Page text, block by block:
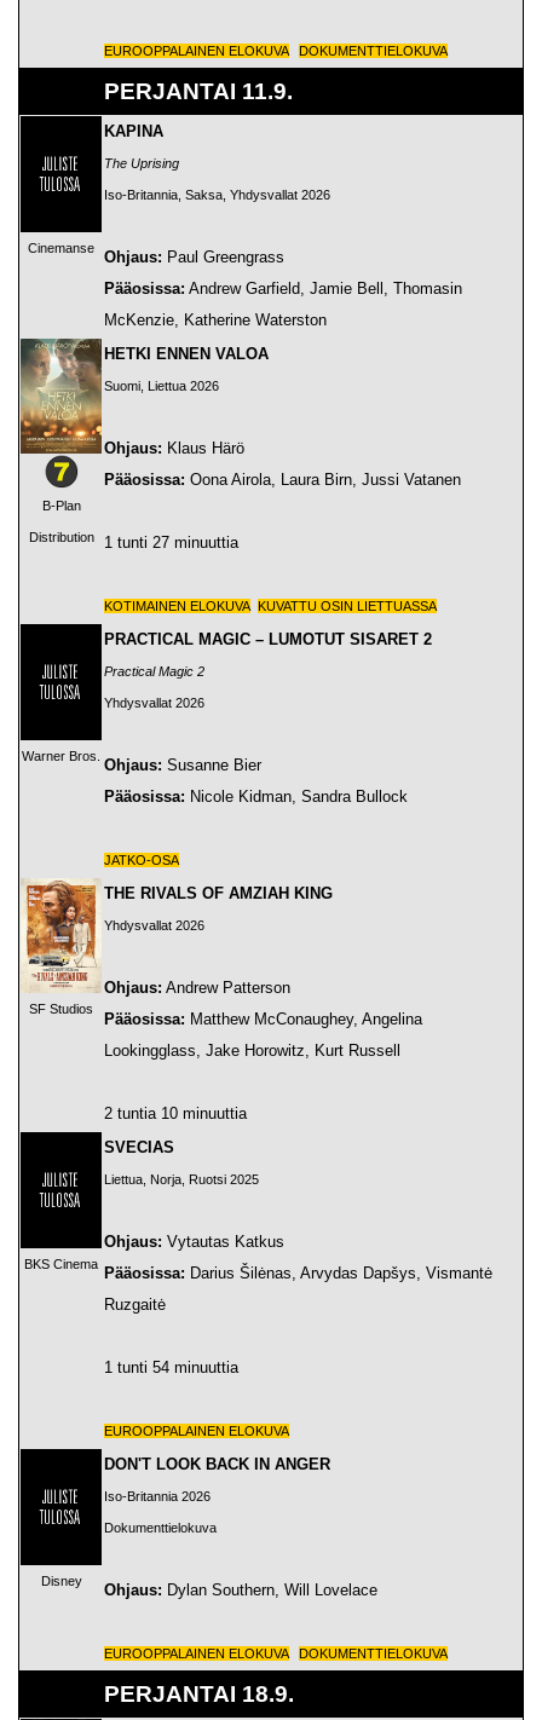
EUROOPPALAINEN ELOKUVA DOKUMENTTIELOKUVA
PERJANTAI 11.9.
Cinemanse
KAPINA
The Uprising
Iso-Britannia, Saksa, Yhdysvallat 2026
Ohjaus: Paul Greengrass
Pääosissa: Andrew Garfield, Jamie Bell, Thomasin
McKenzie, Katherine Waterston
B-Plan
Distribution
HETKI ENNEN VALOA
Suomi, Liettua 2026
Ohjaus: Klaus Härö
Pääosissa: Oona Airola, Laura Birn, Jussi Vatanen
1 tunti 27 minuuttia
KOTIMAINEN ELOKUVA KUVATTU OSIN LIETTUASSA
Warner Bros.
PRACTICAL MAGIC – LUMOTUT SISARET 2
Practical Magic 2
Yhdysvallat 2026
Ohjaus: Susanne Bier
Pääosissa: Nicole Kidman, Sandra Bullock
JATKO-OSA
SF Studios
THE RIVALS OF AMZIAH KING
Yhdysvallat 2026
Ohjaus: Andrew Patterson
Pääosissa: Matthew McConaughey, Angelina
Lookingglass, Jake Horowitz, Kurt Russell
2 tuntia 10 minuuttia
BKS Cinema
SVECIAS
Liettua, Norja, Ruotsi 2025
Ohjaus: Vytautas Katkus
Pääosissa: Darius Šilėnas, Arvydas Dapšys, Vismantė
Ruzgaitė
1 tunti 54 minuuttia
EUROOPPALAINEN ELOKUVA
Disney
DON'T LOOK BACK IN ANGER
Iso-Britannia 2026
Dokumenttielokuva
Ohjaus: Dylan Southern, Will Lovelace
EUROOPPALAINEN ELOKUVA DOKUMENTTIELOKUVA
PERJANTAI 18.9.